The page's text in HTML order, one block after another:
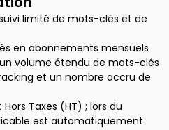
limité de mots-clés et de
en abonnements mensuels
volume étendu de mots-clés
et un nombre accru de
Taxes (HT) ; lors du
est automatiquement